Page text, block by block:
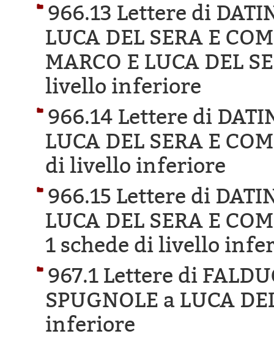
966.13 Lettere di
LUCA DEL SERA E
MARCO E LUCA DEL
livello inferiore
966.14 Lettere di
LUCA DEL SERA E
di livello inferiore
966.15 Lettere di
LUCA DEL SERA E
1 schede di livello
967.1 Lettere di
SPUGNOLE a LUCA
inferiore